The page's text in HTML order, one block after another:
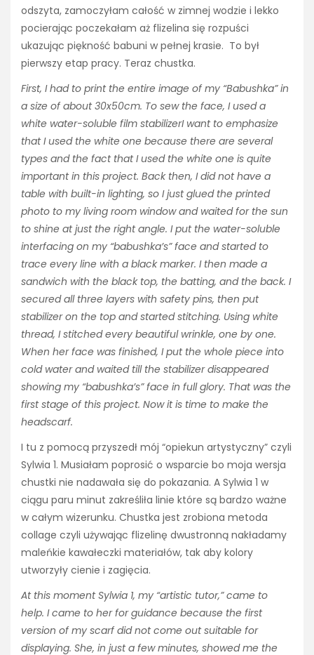
odszyta, zamoczyłam całość w zimnej wodzie i lekko
pocierając poczekałam aż flizelina się rozpuści
ukazując piękność babuni w pełnej krasie. To był
pierwszy etap pracy. Teraz chustka.
First, I had to print the entire image of my “Babushka” in
a size of about 30x50cm. To sew the face, I used a
white water-soluble film stabilizerI want to emphasize
that I used the white one because there are several
types and the fact that I used the white one is quite
important in this project. Back then, I did not have a
table with built-in lighting, so I just glued the printed
photo to my living room window and waited for the sun
to shine at just the right angle. I put the water-soluble
interfacing on my “babushka’s” face and started to
trace every line with a black marker. I then made a
sandwich with the black top, the batting, and the back. I
secured all three layers with safety pins, then put
stabilizer on the top and started stitching. Using white
thread, I stitched every beautiful wrinkle, one by one.
When her face was finished, I put the whole piece into
cold water and waited till the stabilizer disappeared
showing my “babushka’s” face in full glory. That was the
first stage of this project. Now it is time to make the
headscarf.
I tu z pomocą przyszedł mój “opiekun artystyczny” czyli
Sylwia 1. Musiałam poprosić o wsparcie bo moja wersja
chustki nie nadawała się do pokazania. A Sylwia 1 w
ciągu paru minut zakreśliła linie które są bardzo ważne
w całym wizerunku. Chustka jest zrobiona metoda
collage czyli używając flizelinę dwustronną nakładamy
maleńkie kawałeczki materiałów, tak aby kolory
utworzyły cienie i zagięcia.
At this moment Sylwia 1, my “artistic tutor,” came to
help. I came to her for guidance because the first
version of my scarf did not come out suitable for
displaying. She, in just a few minutes, showed me the